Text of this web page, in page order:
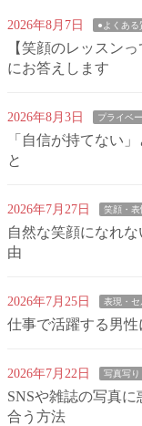
2026年8月7日 ●よくある
【笑顔のレッスン
にお答えします
2026年8月3日 プライベ
「自信が持てない
と
2026年7月27日 笑顔・
自然な笑顔になれ
由
2026年7月25日 表現・セ
仕事で活躍する男
2026年7月22日 写真写り
SNSや雑誌の写真
合う方法